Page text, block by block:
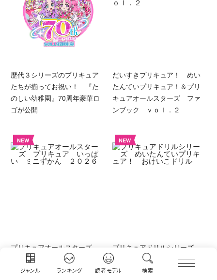
ジャンル ランキング 読者モデル 検索
歴代３シリーズのプリキュア
たちが揃ってお祝い！ 『た
のしい幼稚園』70周年豪華ロ
ゴが公開
だいすきプリキュア！ めい
たんていプリキュア！＆プリ
キュアオールスターズ ファ
ンブック ｖｏｌ．２
NEW
プリキュアオールスターズ
プリキュア いっぱい ミニ
ずかん ２０２６
NEW
プリキュアドリルシリーズ
めいたんていプリキュア！
おけいこドリル